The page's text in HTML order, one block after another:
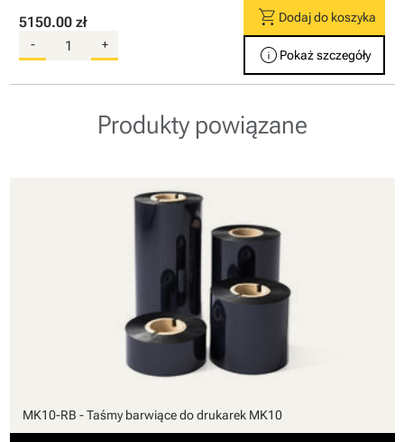
5150.00 zł
- +
shopping_cart Dodaj do koszyka
info Pokaż szczegóły
Produkty powiązane
MK10-RB - Taśmy barwiące do drukarek MK10